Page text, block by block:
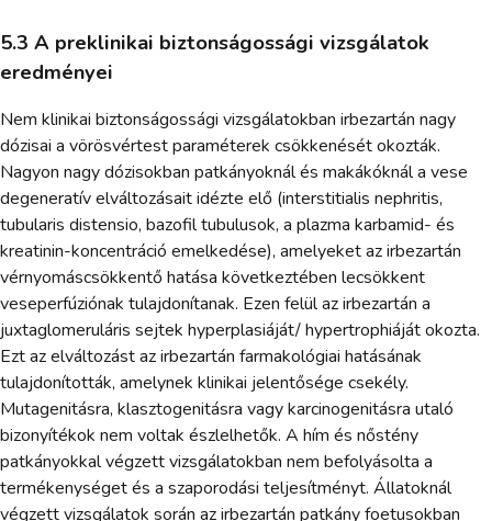
5.3 A preklinikai biztonságossági vizsgálatok
eredményei
Nem klinikai biztonságossági vizsgálatokban irbezartán nagy
dózisai a vörösvértest paraméterek csökkenését okozták.
Nagyon nagy dózisokban patkányoknál és makákóknál a vese
degeneratív elváltozásait idézte elő (interstitialis nephritis,
tubularis distensio, bazofil tubulusok, a plazma karbamid- és
kreatinin-koncentráció emelkedése), amelyeket az irbezartán
vérnyomáscsökkentő hatása következtében lecsökkent
veseperfúziónak tulajdonítanak. Ezen felül az irbezartán a
juxtaglomeruláris sejtek hyperplasiáját/ hypertrophiáját okozta.
Ezt az elváltozást az irbezartán farmakológiai hatásának
tulajdonították, amelynek klinikai jelentősége csekély.
Mutagenitásra, klasztogenitásra vagy karcinogenitásra utaló
bizonyítékok nem voltak észlelhetők. A hím és nőstény
patkányokkal végzett vizsgálatokban nem befolyásolta a
termékenységet és a szaporodási teljesítményt. Állatoknál
végzett vizsgálatok során az irbezartán patkány foetusokban